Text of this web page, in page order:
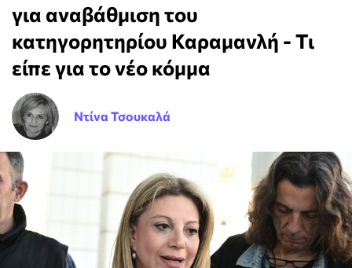
για αναβάθμιση του
κατηγορητηρίου Καραμανλή - Τι
είπε για το νέο κόμμα
Ντίνα Τσουκαλά